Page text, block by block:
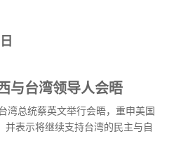
与台湾领导人会晤
湾总统蔡英文举行会晤，重申美国
并表示将继续支持台湾的民主与自